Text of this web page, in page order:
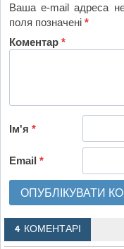
Ваша e-mail адреса
поля позначені*
Коментар*
Ім'я*
Email*
4 КОМЕНТАРІ